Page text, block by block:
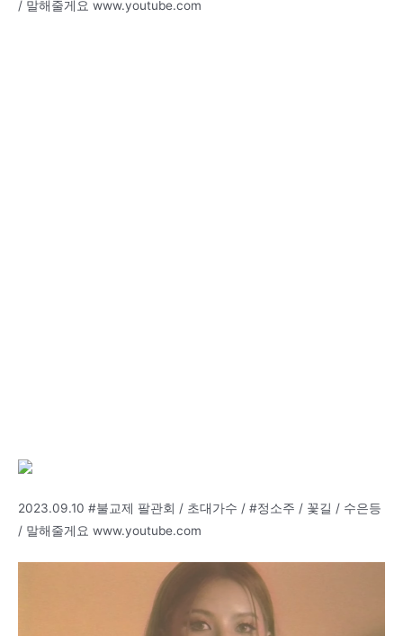
/ 말해줄게요 www.youtube.com
2023.09.10 #불교제 팔관회 / 초대가수 / #정소주 / 꽃길 / 수은등
/ 말해줄게요 www.youtube.com